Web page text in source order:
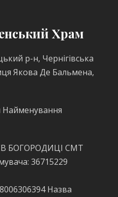
Храм
р-н, Чернігівська
Якова Де Бальмена,
БОГОРОДИЦІ СМТ
36715229
Назва